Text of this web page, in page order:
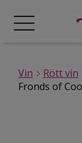
Vin Rött vin
Fronds of